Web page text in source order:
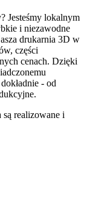
? Jesteśmy lokalnym
i niezawodne
drukarnia 3D w
części
cenach. Dzięki
- od
realizowane i